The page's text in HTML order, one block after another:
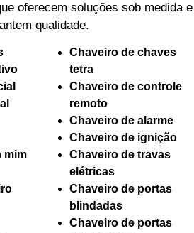
oferecem soluções sob medida e
qualidade.
mim
Chaveiro de chaves
tetra
Chaveiro de controle
remoto
Chaveiro de alarme
Chaveiro de ignição
Chaveiro de travas
elétricas
Chaveiro de portas
blindadas
Chaveiro de portas